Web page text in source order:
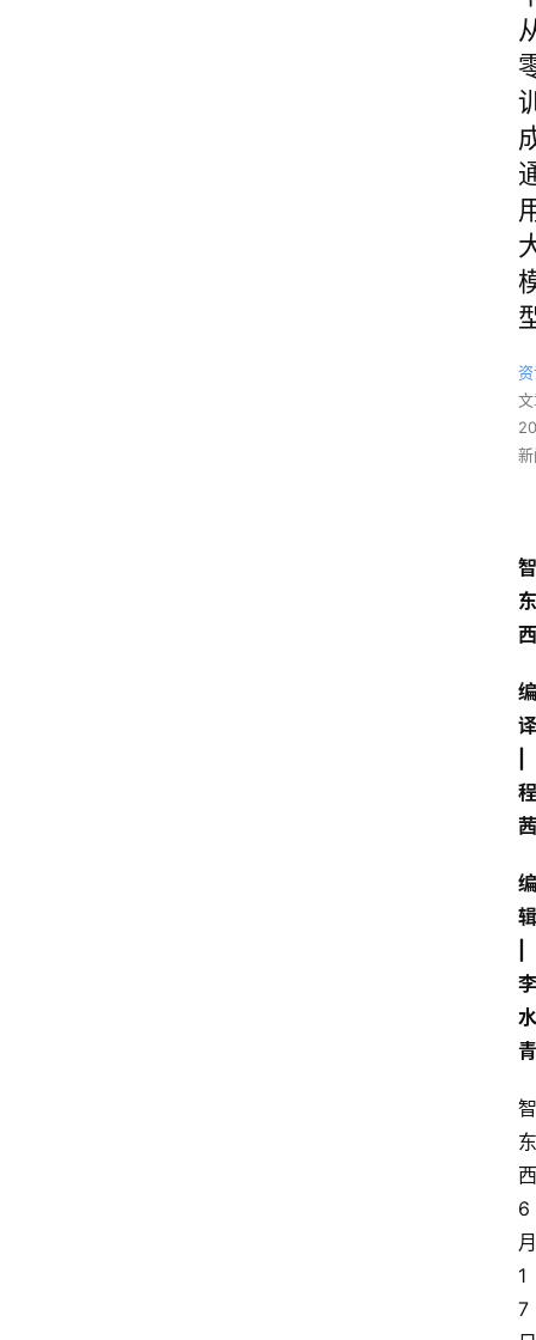
智
东
西
编
译
程
茜
编
辑
李
水
青
智
东
西
6
月
1
7